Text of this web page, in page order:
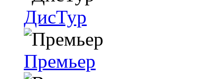
ДисТур
Премьер